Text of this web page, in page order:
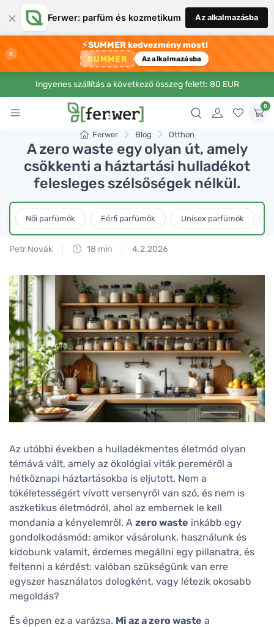
× Ferwer: parfüm és kozmetikum Az alkalmazásba
×
⚡SUMMER kedvezmény most!
SUMMER Az alkalmazásba
Ingyenes szállítás a következő összeg felett: 80 EUR
0
Ferwer Blog Otthon
A zero waste egy olyan út, amely
csökkenti a háztartási hulladékot
felesleges szélsőségek nélkül.
Női parfümök Férfi parfümök Unisex parfümök
Petr Novák 18 min 4.2.2026
Az utóbbi években a hulladékmentes életmód olyan
témává vált, amely az ökológiai viták pereméről a
hétköznapi háztartásokba is eljutott. Nem a
tökéletességért vívott versenyről van szó, és nem is
aszketikus életmódról, ahol az embernek le kell
mondania a kényelemről. A zero waste inkább egy
gondolkodásmód: amikor vásárolunk, használunk és
kidobunk valamit, érdemes megállni egy pillanatra, és
feltenni a kérdést: valóban szükségünk van erre
egyszer használatos dologként, vagy létezik okosabb
megoldás?
És éppen ez a varázsa. Mi az a zero waste a